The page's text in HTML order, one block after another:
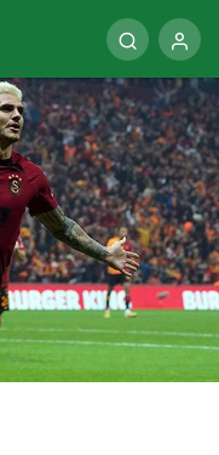
3, 7-3 bitebilecek